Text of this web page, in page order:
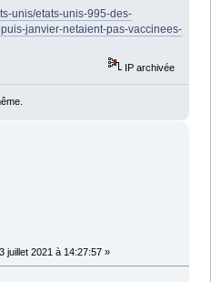
unis/etats-unis-995-des-
janvier-netaient-pas-vaccinees-
IP archivée
juillet 2021 à 14:27:57 »